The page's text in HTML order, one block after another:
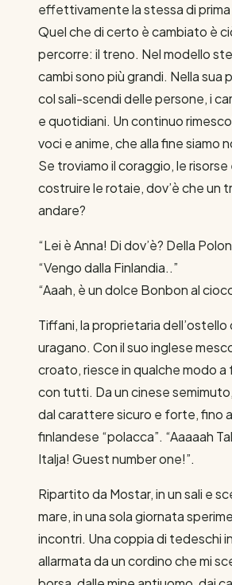
effettivamente la stessa di prima
Quel che di certo è cambiato è
percorre: il treno. Nel modello
cambi sono più grandi. Nella sua
col sali-scendi delle persone, i
e quotidiani. Un continuo
voci e anime, che alla fine siamo
Se troviamo il coraggio, le
costruire le rotaie, dov’è che un
andare?
“Lei è Anna! Di dov’è? Della
“Vengo dalla Finlandia..”
“Aaah, è un dolce Bonbon al
Tiffani, la proprietaria dell’ostello
uragano. Con il suo inglese
croato, riesce in qualche modo
con tutti. Da un cinese
dal carattere sicuro e forte, fino
finlandese “polacca”. “Aaaaah
Italja! Guest number one!”.
Ripartito da Mostar, in un sali e
mare, in una sola giornata
incontri. Una coppia di tedeschi
allarmata da un cordino che mi